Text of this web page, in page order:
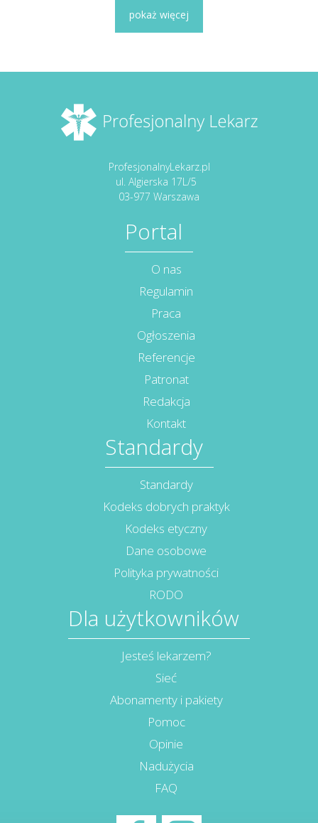
pokaż więcej
ProfesjonalnyLekarz.pl
ul. Algierska 17L/5
03-977 Warszawa
Portal
O nas
Regulamin
Praca
Ogłoszenia
Referencje
Patronat
Redakcja
Kontakt
Standardy
Standardy
Kodeks dobrych praktyk
Kodeks etyczny
Dane osobowe
Polityka prywatności
RODO
Dla użytkowników
Jesteś lekarzem?
Sieć
Abonamenty i pakiety
Pomoc
Opinie
Nadużycia
FAQ